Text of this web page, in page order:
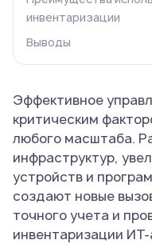
Эффективное
критическим
любого масштаба.
инфраструктур,
устройств и
создают новые
точного учета и
инвентаризации
инвентаризации
Выводы